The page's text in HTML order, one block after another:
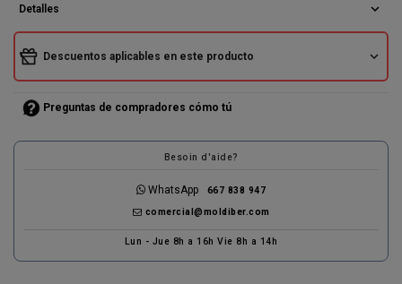
Detalles expand_more
Descuentos aplicables en este producto expand_more
Preguntas de compradores cómo tú
Besoin d'aide?
WhatsApp 667 838 947
comercial@moldiber.com
Lun - Jue 8h a 16h Vie 8h a 14h